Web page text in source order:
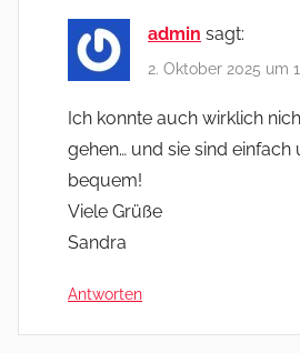
admin sagt:
2. Oktober 2025 um
Ich konnte auch wirklich
gehen… und sie sind einfach
bequem!
Viele Grüße
Sandra
Antworten